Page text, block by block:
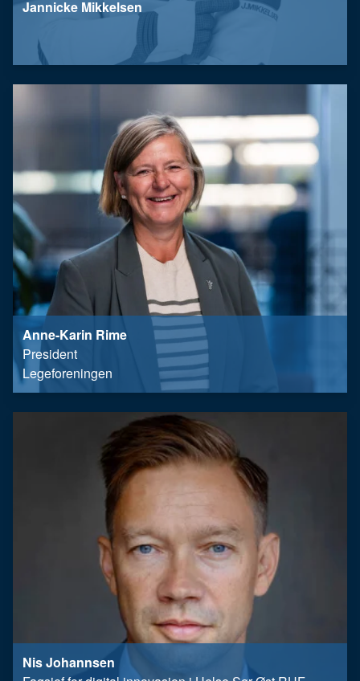
Jannicke Mikkelsen
Anne-Karin Rime
President
Legeforeningen
Nis Johannsen